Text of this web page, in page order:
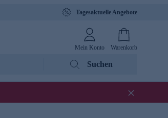
Tagesaktuelle Angebote
Mein Konto Warenkorb
Suchen